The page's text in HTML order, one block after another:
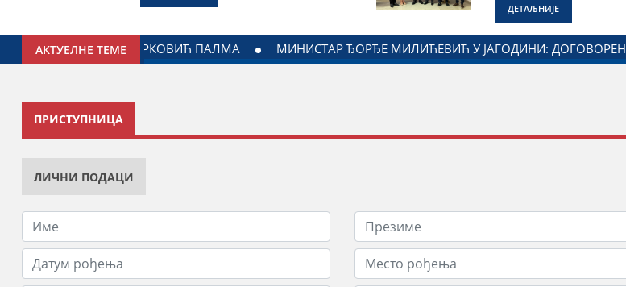
ДЕТАЉНИЈЕ
АКТУЕЛНЕ ТЕМЕ
ДОГОВОРЕН НАСТАВАК САРАДЊЕ ГРАДА ЈАГОДИНЕ И МИНИСТАРСТВА ЗАДУЖЕНОГ ЗА ОДНОСЕ
ПРИСТУПНИЦА
ЛИЧНИ ПОДАЦИ